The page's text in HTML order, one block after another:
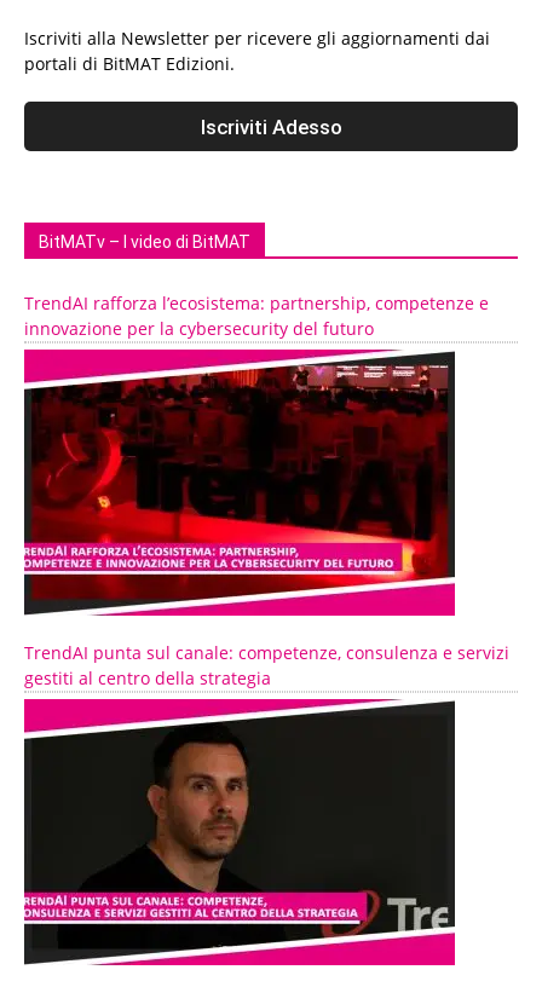
Iscriviti alla Newsletter per ricevere gli aggiornamenti dai
portali di BitMAT Edizioni.
BitMATv – I video di BitMAT
TrendAI rafforza l’ecosistema: partnership, competenze e
innovazione per la cybersecurity del futuro
TrendAI punta sul canale: competenze, consulenza e servizi
gestiti al centro della strategia